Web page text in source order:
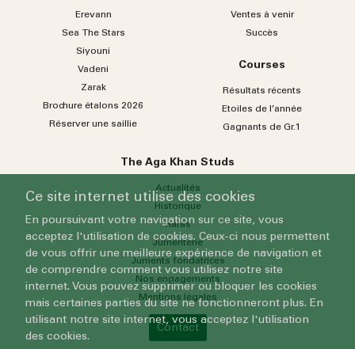
Erevann
Sea TheStars
Siyouni
Vadeni
Zarak
Brochure étalons 2026
Réserver une saillie
Ventes à venir
Succès
Courses
Résultats récents
Etoiles de l’année
Gagnants de Gr.1
The Aga Khan Studs
Actualités
Historique
Haras
Jumenterie
Juments fondatrices
Nos engagements
Mentions légales
Contact
Ce site internet utilise des cookies
En poursuivant votre navigation sur ce site, vous
acceptez l'utilisation de cookies. Ceux-ci nous permettent
de vous offrir une meilleure expérience de navigation et
de comprendre comment vous utilisez notre site
internet. Vous pouvez supprimer ou bloquer les cookies
mais certaines parties du site ne fonctionneront plus. En
utilisant notre site internet, vous acceptez l'utilisation
des cookies.